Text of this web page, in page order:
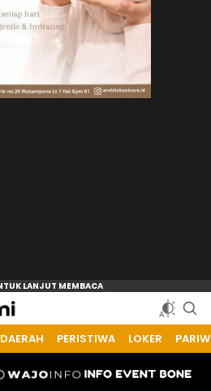
DAERAH PERISTIWA LOKER